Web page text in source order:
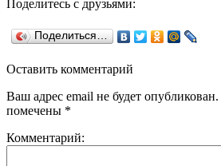
Поделитесь с друзьями:
Поделиться…
Оставить комментарий
Ваш адрес email не будет опубликован.
помечены *
Комментарий: